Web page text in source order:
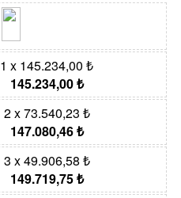
1 x 145.234,00 ₺
145.234,00 ₺
2 x 73.540,23 ₺
147.080,46 ₺
3 x 49.906,58 ₺
149.719,75 ₺